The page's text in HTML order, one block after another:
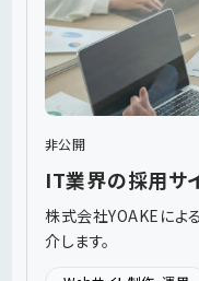
非公開
IT業界の採用サ
株式会社YOAKEによ
介します。